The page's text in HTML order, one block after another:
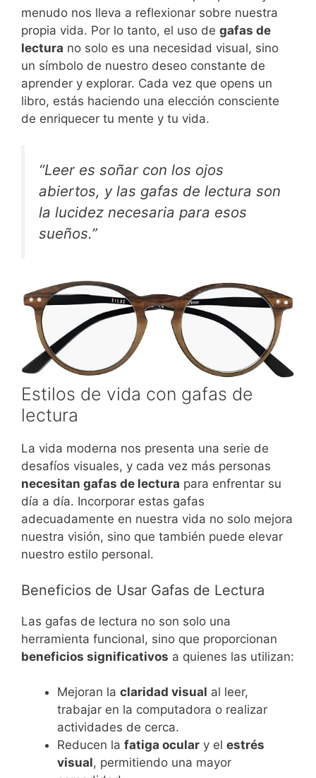
menudo nos lleva a reflexionar sobre nuestra
propia vida. Por lo tanto, el uso de gafas de
lectura no solo es una necesidad visual, sino
un símbolo de nuestro deseo constante de
aprender y explorar. Cada vez que opens un
libro, estás haciendo una elección consciente
de enriquecer tu mente y tu vida.
“Leer es soñar con los ojos
abiertos, y las gafas de lectura son
la lucidez necesaria para esos
sueños.”
Estilos de vida con gafas de
lectura
La vida moderna nos presenta una serie de
desafíos visuales, y cada vez más personas
necesitan gafas de lectura para enfrentar su
día a día. Incorporar estas gafas
adecuadamente en nuestra vida no solo mejora
nuestra visión, sino que también puede elevar
nuestro estilo personal.
Beneficios de Usar Gafas de Lectura
Las gafas de lectura no son solo una
herramienta funcional, sino que proporcionan
beneficios significativos a quienes las utilizan:
Mejoran la claridad visual al leer,
trabajar en la computadora o realizar
actividades de cerca.
Reducen la fatiga ocular y el estrés
visual, permitiendo una mayor